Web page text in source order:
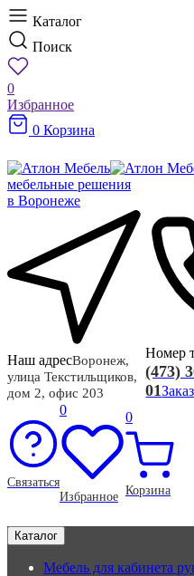
Каталог
Поиск
0
Избранное
0 Корзина
мебельные решения
в Воронеже
Наш адресВоронеж,
улица Текстильщиков,
дом 2, офис 203
Номер
(473)
01
Связаться
0
Избранное
0
Корзина
Каталог
Мебель для кабинета